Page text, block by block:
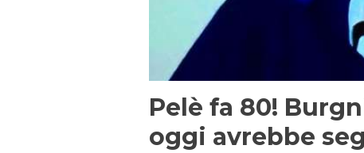
Pelè fa 80!
oggi avrebbe